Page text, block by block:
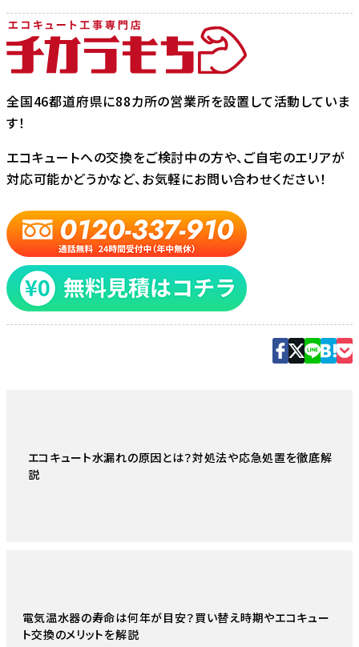
全国46都道府県に88カ所の営業所を設置して活動していま
す！
エコキュートへの交換をご検討中の方や、ご自宅のエリアが
対応可能かどうかなど、お気軽にお問い合わせください！
エコキュート水漏れの原因とは？対処法や応急処置を徹底解
説
電気温水器の寿命は何年が目安？買い替え時期やエコキュー
ト交換のメリットを解説